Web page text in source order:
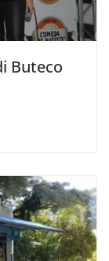
Buteco